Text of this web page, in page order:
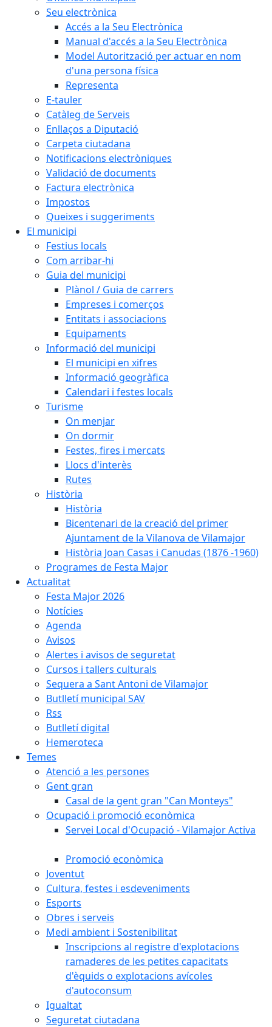
Seu electrònica
Accés a la Seu Electrònica
Manual d'accés a la Seu Electrònica
Model Autorització per actuar en nom
d'una persona física
Representa
E-tauler
Catàleg de Serveis
Enllaços a Diputació
Carpeta ciutadana
Notificacions electròniques
Validació de documents
Factura electrònica
Impostos
Queixes i suggeriments
El municipi
Festius locals
Com arribar-hi
Guia del municipi
Plànol / Guia de carrers
Empreses i comerços
Entitats i associacions
Equipaments
Informació del municipi
El municipi en xifres
Informació geogràfica
Calendari i festes locals
Turisme
On menjar
On dormir
Festes, fires i mercats
Llocs d'interès
Rutes
Història
Història
Bicentenari de la creació del primer
Ajuntament de la Vilanova de Vilamajor
Història Joan Casas i Canudas (1876 -1960)
Programes de Festa Major
Actualitat
Festa Major 2026
Notícies
Agenda
Avisos
Alertes i avisos de seguretat
Cursos i tallers culturals
Sequera a Sant Antoni de Vilamajor
Butlletí municipal SAV
Rss
Butlletí digital
Hemeroteca
Temes
Atenció a les persones
Gent gran
Casal de la gent gran "Can Monteys"
Ocupació i promoció econòmica
Servei Local d'Ocupació - Vilamajor Activa
Promoció econòmica
Joventut
Cultura, festes i esdeveniments
Esports
Obres i serveis
Medi ambient i Sostenibilitat
Inscripcions al registre d'explotacions
ramaderes de les petites capacitats
d'èquids o explotacions avícoles
d'autoconsum
Igualtat
Seguretat ciutadana